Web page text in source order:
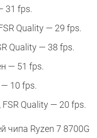
31 fps.
Quality — 29 fps.
Quality — 38 fps.
— 51 fps.
10 fps.
Quality — 20 fps.
чипа Ryzen 7 8700G